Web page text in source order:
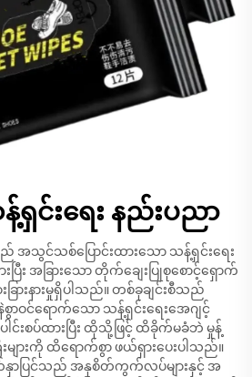
င်းရေး နည်းပညာ
သွင်သစ်ပြောင်းထားသော သန့်ရှင်းရေး
း အခြားသော တိုက်ချေးပြုစုစောင့်ရှောက်
ခြားနားမှုရှိပါသည်။ တစ်ခုချင်းစီသည်
ာဝင်ရောက်သော သန့်ရှင်းရေးအေဂျင့်
ါင်းစပ်ထားပြီး ထိုသို့ဖြင့် ထိခိုက်မခံဘဲ မှုန့်
းများကို ထိရောက်စွာ ဖယ်ရှားပေးပါသည်။
ာပြင်သည် အနုစိတ်ကွက်လပ်များနှင့် အ